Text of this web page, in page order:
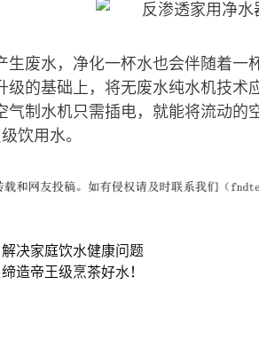
生废水，净化一杯水也会伴随着
级的基础上，将无废水纯水机技
制水机只需插电，就能将流动的
饮用水。
决家庭饮水健康问题
造帝王级烹茶好水！